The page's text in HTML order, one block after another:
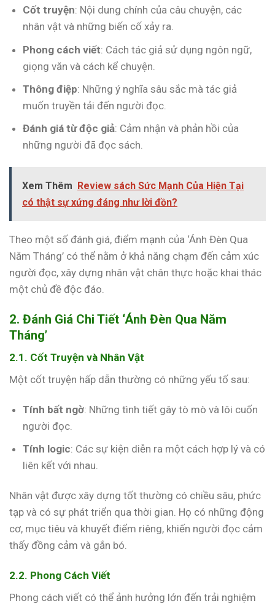
Cốt truyện: Nội dung chính của câu chuyện, các
nhân vật và những biến cố xảy ra.
Phong cách viết: Cách tác giả sử dụng ngôn ngữ,
giọng văn và cách kể chuyện.
Thông điệp: Những ý nghĩa sâu sắc mà tác giả
muốn truyền tải đến người đọc.
Đánh giá từ độc giả: Cảm nhận và phản hồi của
những người đã đọc sách.
Xem Thêm Review sách Sức Mạnh Của Hiện Tại
có thật sự xứng đáng như lời đồn?
Theo một số đánh giá, điểm mạnh của ‘Ánh Đèn Qua
Năm Tháng’ có thể nằm ở khả năng chạm đến cảm xúc
người đọc, xây dựng nhân vật chân thực hoặc khai thác
một chủ đề độc đáo.
2. Đánh Giá Chi Tiết ‘Ánh Đèn Qua Năm
Tháng’
2.1. Cốt Truyện và Nhân Vật
Một cốt truyện hấp dẫn thường có những yếu tố sau:
Tính bất ngờ: Những tình tiết gây tò mò và lôi cuốn
người đọc.
Tính logic: Các sự kiện diễn ra một cách hợp lý và có
liên kết với nhau.
Nhân vật được xây dựng tốt thường có chiều sâu, phức
tạp và có sự phát triển qua thời gian. Họ có những động
cơ, mục tiêu và khuyết điểm riêng, khiến người đọc cảm
thấy đồng cảm và gắn bó.
2.2. Phong Cách Viết
Phong cách viết có thể ảnh hưởng lớn đến trải nghiệm